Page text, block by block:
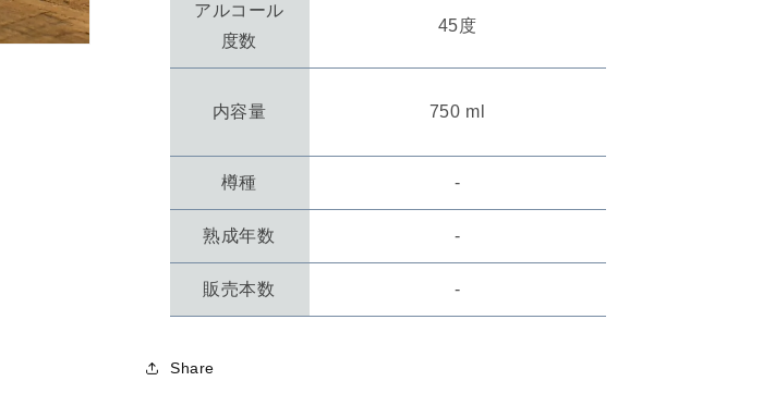
アルコール
度数
45度
内容量 750 ml
樽種 -
熟成年数 -
販売本数 -
Share